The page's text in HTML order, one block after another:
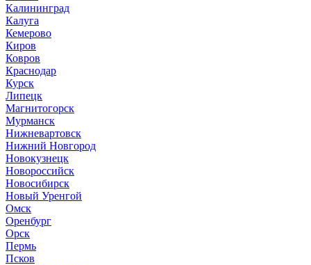
Калининград
Калуга
Кемерово
Киров
Ковров
Краснодар
Курск
Липецк
Магнитогорск
Мурманск
Нижневартовск
Нижний Новгород
Новокузнецк
Новороссийск
Новосибирск
Новый Уренгой
Омск
Оренбург
Орск
Пермь
Псков